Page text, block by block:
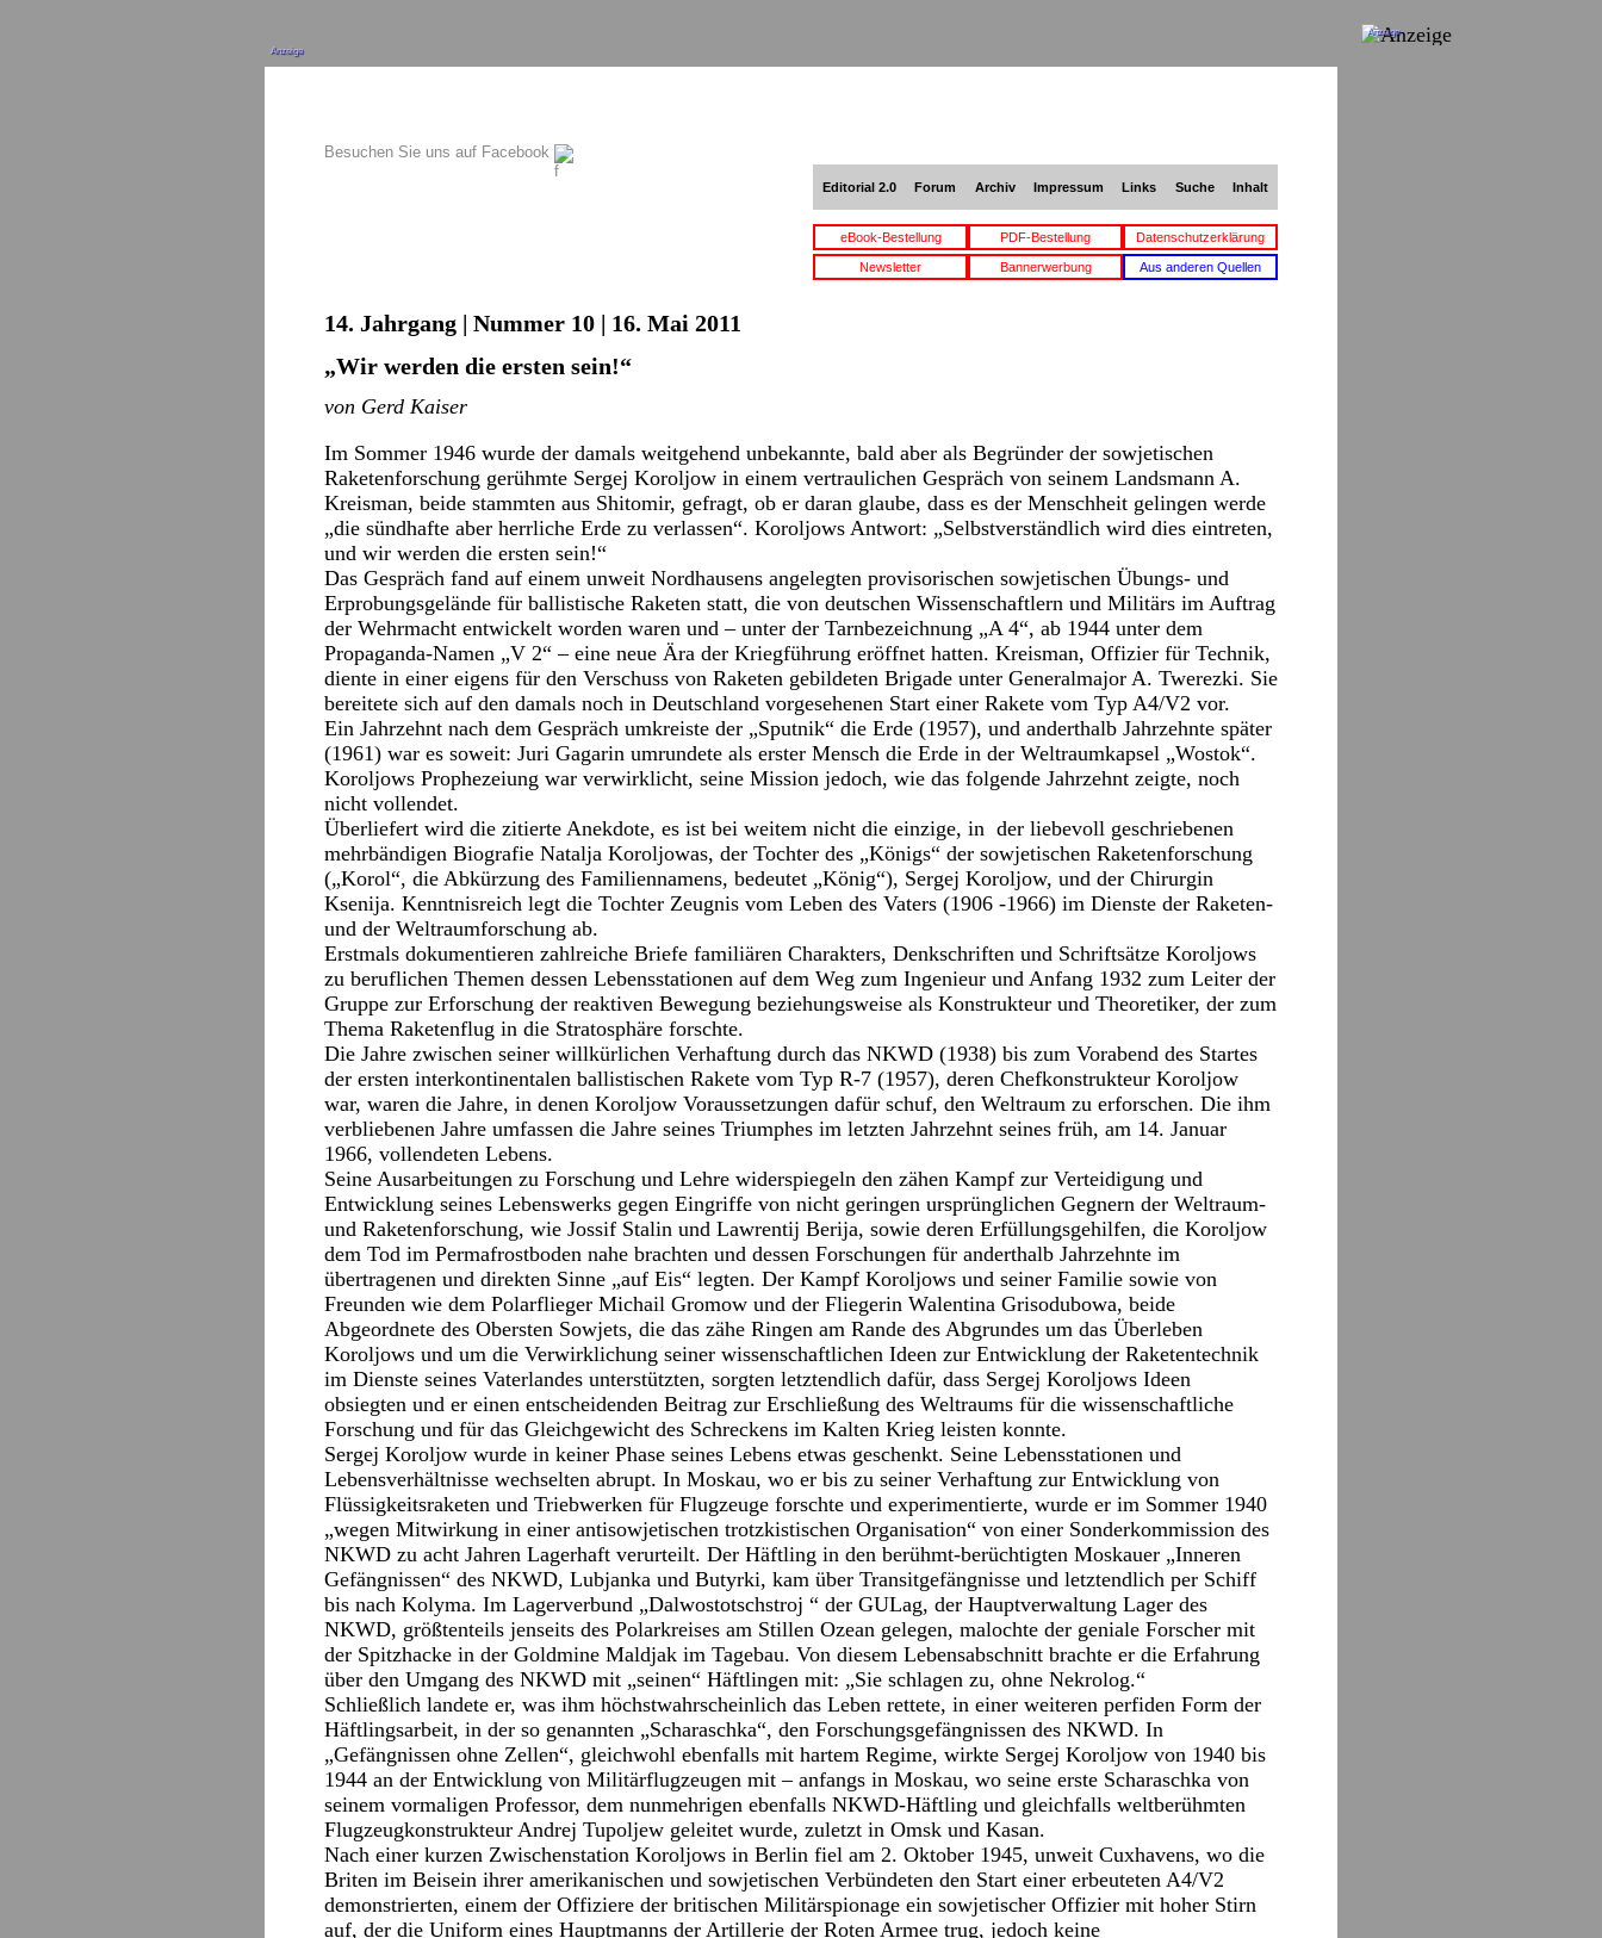
Anzeige
Besuchen Sie uns auf Facebook
Editorial 2.0 Forum Archiv Impressum Links Suche Inhalt
eBook-Bestellung PDF-Bestellung Datenschutzerklärung
Newsletter Bannerwerbung Aus anderen Quellen
14. Jahrgang | Nummer 10 | 16. Mai 2011
„Wir werden die ersten sein!“
von Gerd Kaiser
Im Sommer 1946 wurde der damals weitgehend unbekannte, bald aber als Begründer der sowjetischen
Raketenforschung gerühmte Sergej Koroljow in einem vertraulichen Gespräch von seinem Landsmann A.
Kreisman, beide stammten aus Shitomir, gefragt, ob er daran glaube, dass es der Menschheit gelingen werde
„die sündhafte aber herrliche Erde zu verlassen“. Koroljows Antwort: „Selbstverständlich wird dies eintreten,
und wir werden die ersten sein!“
Das Gespräch fand auf einem unweit Nordhausens angelegten provisorischen sowjetischen Übungs- und
Erprobungsgelände für ballistische Raketen statt, die von deutschen Wissenschaftlern und Militärs im Auftrag
der Wehrmacht entwickelt worden waren und – unter der Tarnbezeichnung „A 4“, ab 1944 unter dem
Propaganda-Namen „V 2“ – eine neue Ära der Kriegführung eröffnet hatten. Kreisman, Offizier für Technik,
diente in einer eigens für den Verschuss von Raketen gebildeten Brigade unter Generalmajor A. Twerezki. Sie
bereitete sich auf den damals noch in Deutschland vorgesehenen Start einer Rakete vom Typ A4/V2 vor.
Ein Jahrzehnt nach dem Gespräch umkreiste der „Sputnik“ die Erde (1957), und anderthalb Jahrzehnte später
(1961) war es soweit: Juri Gagarin umrundete als erster Mensch die Erde in der Weltraumkapsel „Wostok“.
Koroljows Prophezeiung war verwirklicht, seine Mission jedoch, wie das folgende Jahrzehnt zeigte, noch
nicht vollendet.
Überliefert wird die zitierte Anekdote, es ist bei weitem nicht die einzige, in der liebevoll geschriebenen
mehrbändigen Biografie Natalja Koroljowas, der Tochter des „Königs“ der sowjetischen Raketenforschung
(„Korol“, die Abkürzung des Familiennamens, bedeutet „König“), Sergej Koroljow, und der Chirurgin
Ksenija. Kenntnisreich legt die Tochter Zeugnis vom Leben des Vaters (1906 -1966) im Dienste der Raketen-
und der Weltraumforschung ab.
Erstmals dokumentieren zahlreiche Briefe familiären Charakters, Denkschriften und Schriftsätze Koroljows
zu beruflichen Themen dessen Lebensstationen auf dem Weg zum Ingenieur und Anfang 1932 zum Leiter der
Gruppe zur Erforschung der reaktiven Bewegung beziehungsweise als Konstrukteur und Theoretiker, der zum
Thema Raketenflug in die Stratosphäre forschte.
Die Jahre zwischen seiner willkürlichen Verhaftung durch das NKWD (1938) bis zum Vorabend des Startes
der ersten interkontinentalen ballistischen Rakete vom Typ R-7 (1957), deren Chefkonstrukteur Koroljow
war, waren die Jahre, in denen Koroljow Voraussetzungen dafür schuf, den Weltraum zu erforschen. Die ihm
verbliebenen Jahre umfassen die Jahre seines Triumphes im letzten Jahrzehnt seines früh, am 14. Januar
1966, vollendeten Lebens.
Seine Ausarbeitungen zu Forschung und Lehre widerspiegeln den zähen Kampf zur Verteidigung und
Entwicklung seines Lebenswerks gegen Eingriffe von nicht geringen ursprünglichen Gegnern der Weltraum-
und Raketenforschung, wie Jossif Stalin und Lawrentij Berija, sowie deren Erfüllungsgehilfen, die Koroljow
dem Tod im Permafrostboden nahe brachten und dessen Forschungen für anderthalb Jahrzehnte im
übertragenen und direkten Sinne „auf Eis“ legten. Der Kampf Koroljows und seiner Familie sowie von
Freunden wie dem Polarflieger Michail Gromow und der Fliegerin Walentina Grisodubowa, beide
Abgeordnete des Obersten Sowjets, die das zähe Ringen am Rande des Abgrundes um das Überleben
Koroljows und um die Verwirklichung seiner wissenschaftlichen Ideen zur Entwicklung der Raketentechnik
im Dienste seines Vaterlandes unterstützten, sorgten letztendlich dafür, dass Sergej Koroljows Ideen
obsiegten und er einen entscheidenden Beitrag zur Erschließung des Weltraums für die wissenschaftliche
Forschung und für das Gleichgewicht des Schreckens im Kalten Krieg leisten konnte.
Sergej Koroljow wurde in keiner Phase seines Lebens etwas geschenkt. Seine Lebensstationen und
Lebensverhältnisse wechselten abrupt. In Moskau, wo er bis zu seiner Verhaftung zur Entwicklung von
Flüssigkeitsraketen und Triebwerken für Flugzeuge forschte und experimentierte, wurde er im Sommer 1940
„wegen Mitwirkung in einer antisowjetischen trotzkistischen Organisation“ von einer Sonderkommission des
NKWD zu acht Jahren Lagerhaft verurteilt. Der Häftling in den berühmt-berüchtigten Moskauer „Inneren
Gefängnissen“ des NKWD, Lubjanka und Butyrki, kam über Transitgefängnisse und letztendlich per Schiff
bis nach Kolyma. Im Lagerverbund „Dalwostotschstroj “ der GULag, der Hauptverwaltung Lager des
NKWD, größtenteils jenseits des Polarkreises am Stillen Ozean gelegen, malochte der geniale Forscher mit
der Spitzhacke in der Goldmine Maldjak im Tagebau. Von diesem Lebensabschnitt brachte er die Erfahrung
über den Umgang des NKWD mit „seinen“ Häftlingen mit: „Sie schlagen zu, ohne Nekrolog.“
Schließlich landete er, was ihm höchstwahrscheinlich das Leben rettete, in einer weiteren perfiden Form der
Häftlingsarbeit, in der so genannten „Scharaschka“, den Forschungsgefängnissen des NKWD. In
„Gefängnissen ohne Zellen“, gleichwohl ebenfalls mit hartem Regime, wirkte Sergej Koroljow von 1940 bis
1944 an der Entwicklung von Militärflugzeugen mit – anfangs in Moskau, wo seine erste Scharaschka von
seinem vormaligen Professor, dem nunmehrigen ebenfalls NKWD-Häftling und gleichfalls weltberühmten
Flugzeugkonstrukteur Andrej Tupoljew geleitet wurde, zuletzt in Omsk und Kasan.
Nach einer kurzen Zwischenstation Koroljows in Berlin fiel am 2. Oktober 1945, unweit Cuxhavens, wo die
Briten im Beisein ihrer amerikanischen und sowjetischen Verbündeten den Start einer erbeuteten A4/V2
demonstrierten, einem der Offiziere der britischen Militärspionage ein sowjetischer Offizier mit hoher Stirn
auf, der die Uniform eines Hauptmanns der Artillerie der Roten Armee trug, jedoch keine
Anzeige